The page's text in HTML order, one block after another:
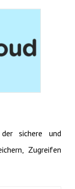
sichere und
Zugreifen